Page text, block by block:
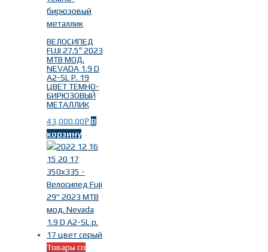
ВЕЛОСИПЕД
FUJI 27.5″ 2023
MTB МОД.
NEVADA 1.9 D
A2-SL Р. 19
ЦВЕТ ТЕМНО-
БИРЮЗОВЫЙ
МЕТАЛЛИК
43,000.00Р В
корзину
Товары со